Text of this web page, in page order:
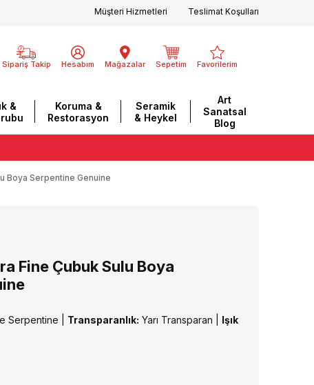
Müşteri Hizmetleri Teslimat Koşulları
Sipariş Takip Hesabım Mağazalar Sepetim Favorilerim
&
Koruma &
Restorasyon
Seramik
& Heykel
Art
Sanatsal
Blog
Boya Serpentine Genuine
Fine Çubuk Sulu Boya
Serpentine | Transparanlık: Yarı Transparan | Işık